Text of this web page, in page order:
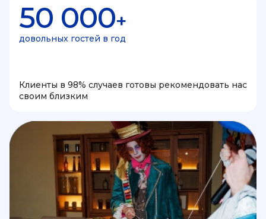
50 000+
довольных гостей в год
Клиенты в 98% случаев готовы рекомендовать нас
своим близким